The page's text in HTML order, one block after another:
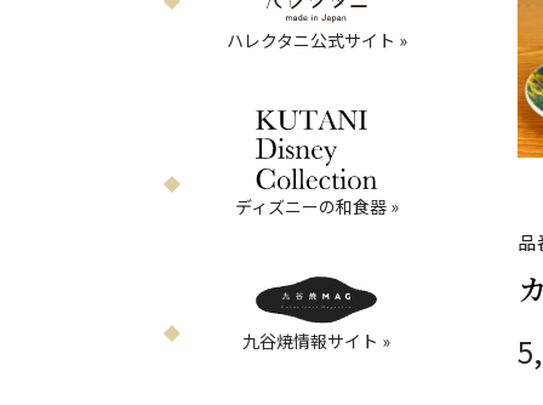
ハレクタニ公式サイト »
ディズニーの和食器 »
九谷焼情報サイト »
品